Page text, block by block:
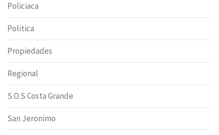
Policiaca
Politica
Propiedades
Regional
S.O.S Costa Grande
San Jeronimo